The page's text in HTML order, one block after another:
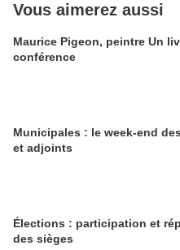
Vous aimerez aussi
Maurice Pigeon, peintre Un
conférence
Municipales : le week-end
et adjoints
Élections : participation et
des sièges